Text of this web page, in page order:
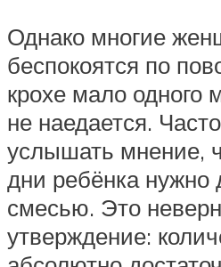
Однако многие
беспокоятся по
крохе мало одного
не наедается.
услышать мнение,
дни ребёнка нужно
смесью. Это
утверждение: